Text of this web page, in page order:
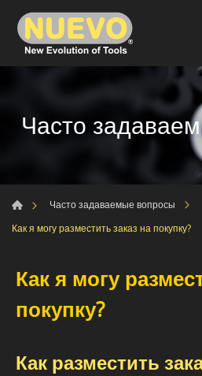
Часто
Часто задаваемые вопросы
Как я могу разместить заказ на покупку?
Как я могу
покупку?
Как разместить